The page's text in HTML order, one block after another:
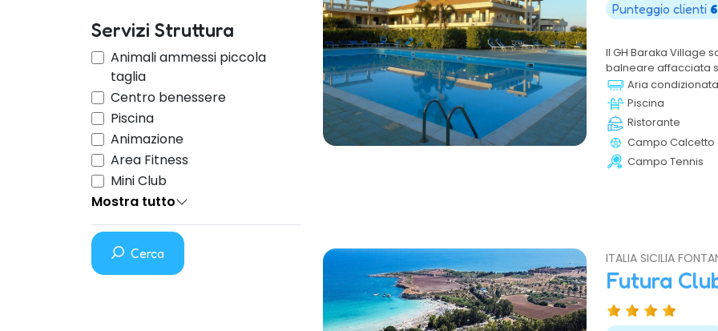
Servizi Struttura
Animali ammessi piccola
taglia
Centro benessere
Piscina
Animazione
Area Fitness
Mini Club
Mostra tutto
Cerca
Punteggio clienti 6
Il GH Baraka Village
balneare affacciata
greca di Kamarina e
suoi 300 giorni di
Aria condizionata
Piscina
Ristorante
Campo Calcetto
Campo Tennis
ITALIA SICILIA
Futura